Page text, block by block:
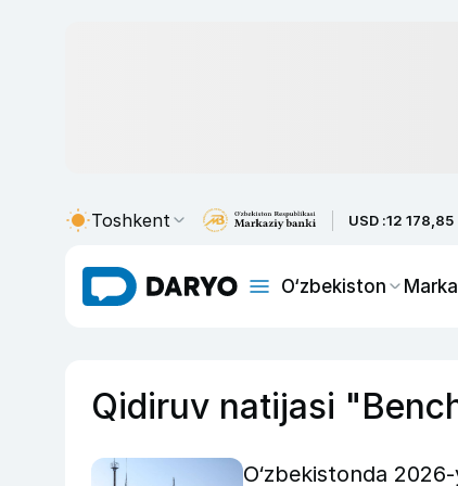
Toshkent USD :12 178,85
O‘zbekiston
Qidiruv natijasi
O‘zbekistonda